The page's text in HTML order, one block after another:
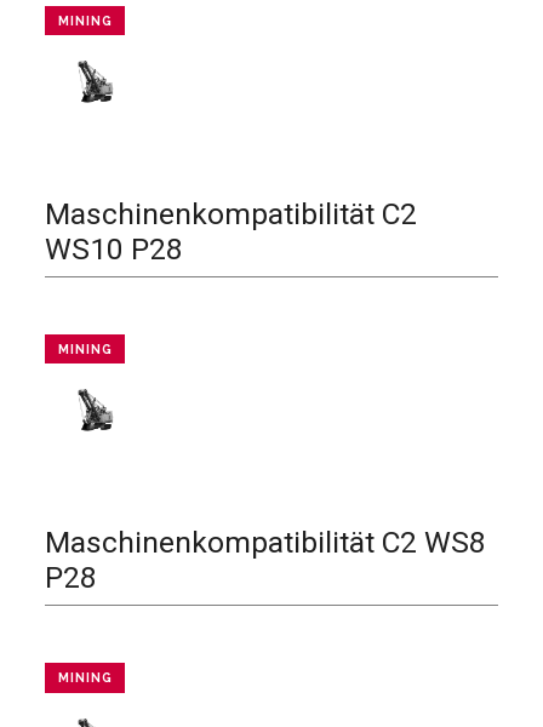
MINING
Maschinenkompatibilität C2
WS10 P28
MINING
Maschinenkompatibilität C2 WS8
P28
MINING